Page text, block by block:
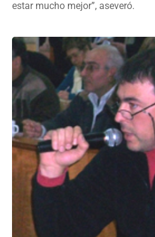
estar mucho mejor”, aseveró.